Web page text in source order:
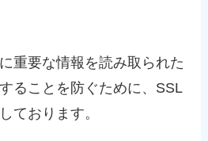
重要な情報を読み取られた
ることを防ぐために、SSL
ております。